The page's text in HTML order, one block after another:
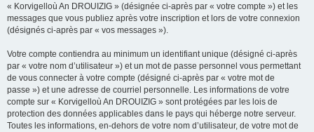
« Korvigelloù An DROUIZIG » (désignée ci-après par « votre compte ») et les
messages que vous publiez après votre inscription et lors de votre connexion
(désignés ci-après par « vos messages »).
Votre compte contiendra au minimum un identifiant unique (désigné ci-après
par « votre nom d’utilisateur ») et un mot de passe personnel vous permettant
de vous connecter à votre compte (désigné ci-après par « votre mot de
passe ») et une adresse de courriel personnelle. Les informations de votre
compte sur « Korvigelloù An DROUIZIG » sont protégées par les lois de
protection des données applicables dans le pays qui héberge notre serveur.
Toutes les informations, en-dehors de votre nom d’utilisateur, de votre mot de